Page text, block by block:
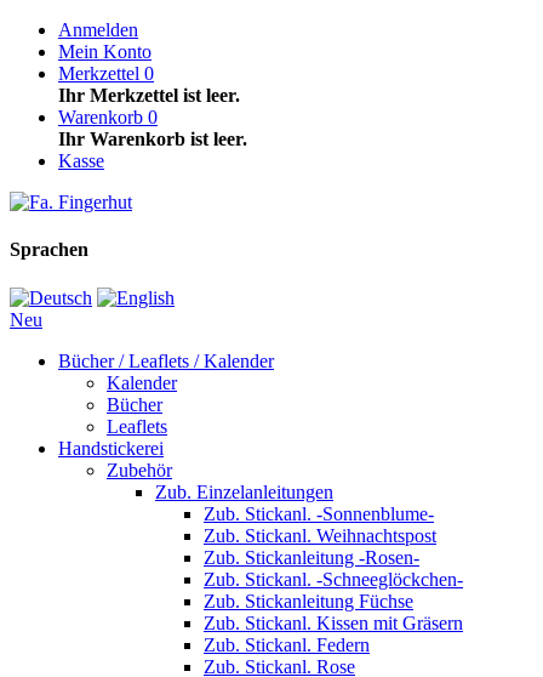
Anmelden
Mein Konto
Merkzettel 0
Ihr Merkzettel ist leer.
Warenkorb 0
Ihr Warenkorb ist leer.
Kasse
Sprachen
Neu
Bücher / Leaflets / Kalender
Kalender
Bücher
Leaflets
Handstickerei
Zubehör
Zub. Einzelanleitungen
Zub. Stickanl. -Sonnenblume-
Zub. Stickanl. Weihnachtspost
Zub. Stickanleitung -Rosen-
Zub. Stickanl. -Schneeglöckchen-
Zub. Stickanleitung Füchse
Zub. Stickanl. Kissen mit Gräsern
Zub. Stickanl. Federn
Zub. Stickanl. Rose